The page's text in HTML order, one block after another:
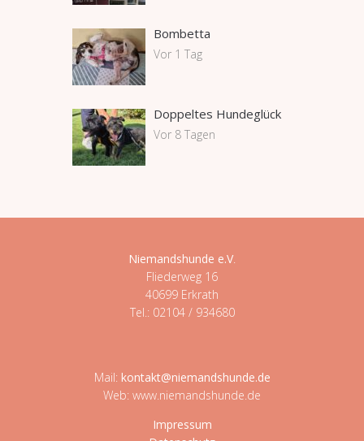
Bombetta
Vor 1 Tag
Doppeltes Hundeglück
Vor 8 Tagen
Niemandshunde e.V
Fliederweg 16
40699 Erkrath
Tel.: 02104 / 934680
Mail: kontakt@niemandshunde.de
Web: www.niemandshunde.de
Impressum